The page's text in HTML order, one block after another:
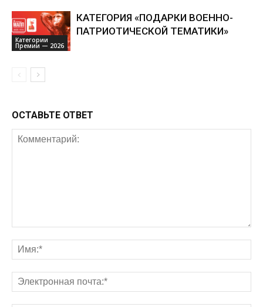
Категории
Премии — 2026
КАТЕГОРИЯ «ПОДАРКИ ВОЕННО-
ПАТРИОТИЧЕСКОЙ ТЕМАТИКИ»
ОСТАВЬТЕ ОТВЕТ